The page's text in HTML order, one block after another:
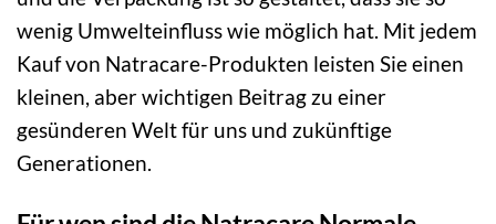
wenig Umwelteinfluss wie möglich hat. Mit jedem
Kauf von Natracare-Produkten leisten Sie einen
kleinen, aber wichtigen Beitrag zu einer
gesünderen Welt für uns und zukünftige
Generationen.